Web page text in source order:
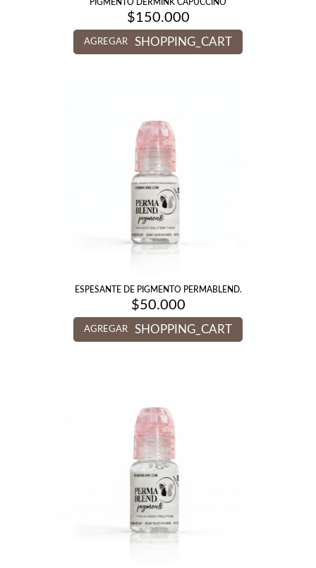
PIGMENTO DERMINK CAPUCCINO
$150.000
AGREGAR SHOPPING_CART
ESPESANTE DE PIGMENTO PERMABLEND.
$50.000
AGREGAR SHOPPING_CART